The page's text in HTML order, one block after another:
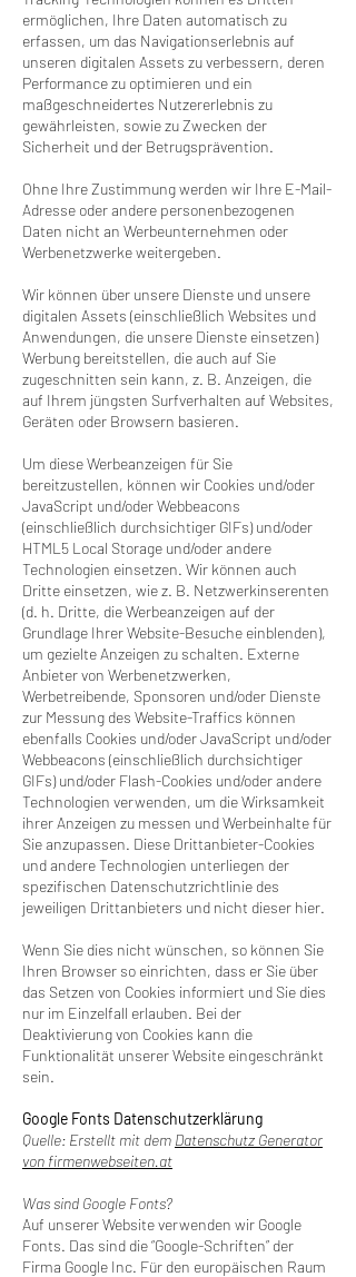
ermöglichen, Ihre Daten automatisch zu
erfassen, um das Navigationserlebnis auf
unseren digitalen Assets zu verbessern, deren
Performance zu optimieren und ein
maßgeschneidertes Nutzererlebnis zu
gewährleisten, sowie zu Zwecken der
Sicherheit und der Betrugsprävention.
Ohne Ihre Zustimmung werden wir Ihre E-Mail-
Adresse oder andere personenbezogenen
Daten nicht an Werbeunternehmen oder
Werbenetzwerke weitergeben.
Wir können über unsere Dienste und unsere
digitalen Assets (einschließlich Websites und
Anwendungen, die unsere Dienste einsetzen)
Werbung bereitstellen, die auch auf Sie
zugeschnitten sein kann, z. B. Anzeigen, die
auf Ihrem jüngsten Surfverhalten auf Websites,
Geräten oder Browsern basieren.
Um diese Werbeanzeigen für Sie
bereitzustellen, können wir Cookies und/oder
JavaScript und/oder Webbeacons
(einschließlich durchsichtiger GIFs) und/oder
HTML5 Local Storage und/oder andere
Technologien einsetzen. Wir können auch
Dritte einsetzen, wie z. B. Netzwerkinserenten
(d. h. Dritte, die Werbeanzeigen auf der
Grundlage Ihrer Website-Besuche einblenden),
um gezielte Anzeigen zu schalten. Externe
Anbieter von Werbenetzwerken,
Werbetreibende, Sponsoren und/oder Dienste
zur Messung des Website-Traffics können
ebenfalls Cookies und/oder JavaScript und/oder
Webbeacons (einschließlich durchsichtiger
GIFs) und/oder Flash-Cookies und/oder andere
Technologien verwenden, um die Wirksamkeit
ihrer Anzeigen zu messen und Werbeinhalte für
Sie anzupassen. Diese Drittanbieter-Cookies
und andere Technologien unterliegen der
spezifischen Datenschutzrichtlinie des
jeweiligen Drittanbieters und nicht dieser hier.
Wenn Sie dies nicht wünschen, so können Sie
Ihren Browser so einrichten, dass er Sie über
das Setzen von Cookies informiert und Sie dies
nur im Einzelfall erlauben. Bei der
Deaktivierung von Cookies kann die
Funktionalität unserer Website eingeschränkt
sein.
Google Fonts Datenschutzerklärung
Quelle: Erstellt mit dem Datenschutz Generator
von firmenwebseiten.at
Was sind Google Fonts?
Auf unserer Website verwenden wir Google
Fonts. Das sind die “Google-Schriften” der
Firma Google Inc. Für den europäischen Raum